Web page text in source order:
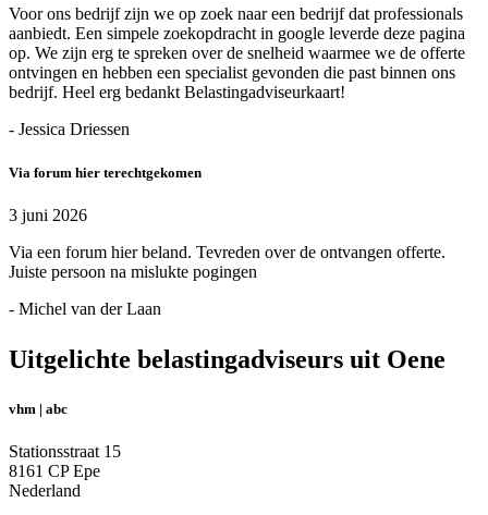
Voor ons bedrijf zijn we op zoek naar een bedrijf dat professionals
aanbiedt. Een simpele zoekopdracht in google leverde deze pagina
op. We zijn erg te spreken over de snelheid waarmee we de offerte
ontvingen en hebben een specialist gevonden die past binnen ons
bedrijf. Heel erg bedankt Belastingadviseurkaart!
- Jessica Driessen
Via forum hier terechtgekomen
3 juni 2026
Via een forum hier beland. Tevreden over de ontvangen offerte.
Juiste persoon na mislukte pogingen
- Michel van der Laan
Uitgelichte belastingadviseurs uit Oene
vhm | abc
Stationsstraat 15
8161 CP Epe
Nederland